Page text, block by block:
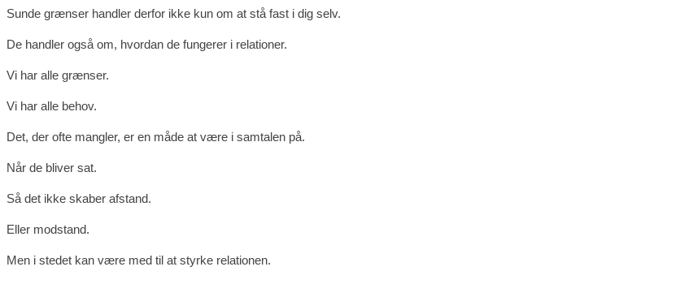
Sunde grænser handler derfor ikke kun om at stå fast i dig selv.
De handler også om, hvordan de fungerer i relationer.
Vi har alle grænser.
Vi har alle behov.
Det, der ofte mangler, er en måde at være i samtalen på.
Når de bliver sat.
Så det ikke skaber afstand.
Eller modstand.
Men i stedet kan være med til at styrke relationen.